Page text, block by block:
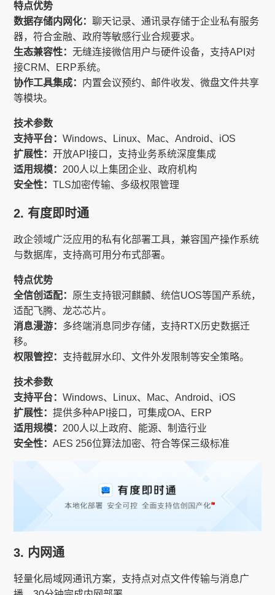
特点优势
数据存储内网化：聊天记录、通讯录存储于企业私有服务
器，符合金融、政府等敏感行业合规要求。
生态兼容性：无缝连接微信用户与硬件设备，支持API对
接CRM、ERP系统。
协作工具集成： 内置会议预约、邮件收发、微盘文件共享
等模块。
技术参数
支持平台：Windows、Linux、Mac、Android、iOS
扩展性：开放API接口，支持业务系统深度集成
适用规模： 200人以上集团企业、政府机构
安全性：TLS加密传输、多级权限管理
2. 有度即时通
政企领域广泛应用的私有化部署工具，兼容国产操作系统
与数据库，支持高可用分布式部署。
特点优势
全信创适配： 原生支持银河麒麟、统信UOS等国产系统，
适配飞腾、龙芯芯片。
消息漫游： 多终端消息同步存储，支持RTX历史数据迁
移。
权限管控： 支持截屏水印、文件外发限制等安全策略。
技术参数
支持平台：Windows、Linux、Mac、Android、iOS
扩展性：提供多种API接口，可集成OA、ERP
适用规模： 200人以上政府、能源、制造行业
安全性：AES 256位算法加密、符合等保三级标准
3. 内网通
轻量化局域网通讯方案，支持点对点文件传输与消息广